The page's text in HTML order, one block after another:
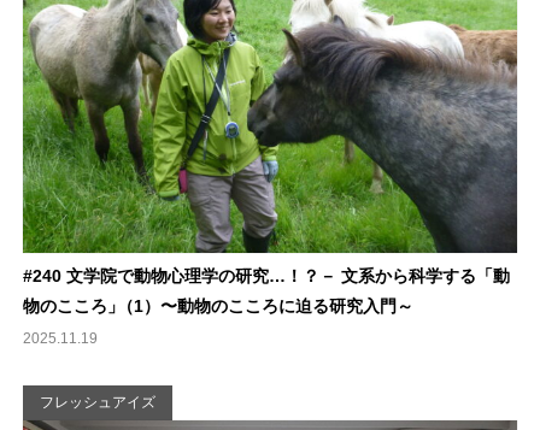
#240 文学院で動物心理学の研究…！？－ 文系から科学する「動
物のこころ 」 （1）〜動物のこころに迫る研究入門～
2025.11.19
フレッシュアイズ